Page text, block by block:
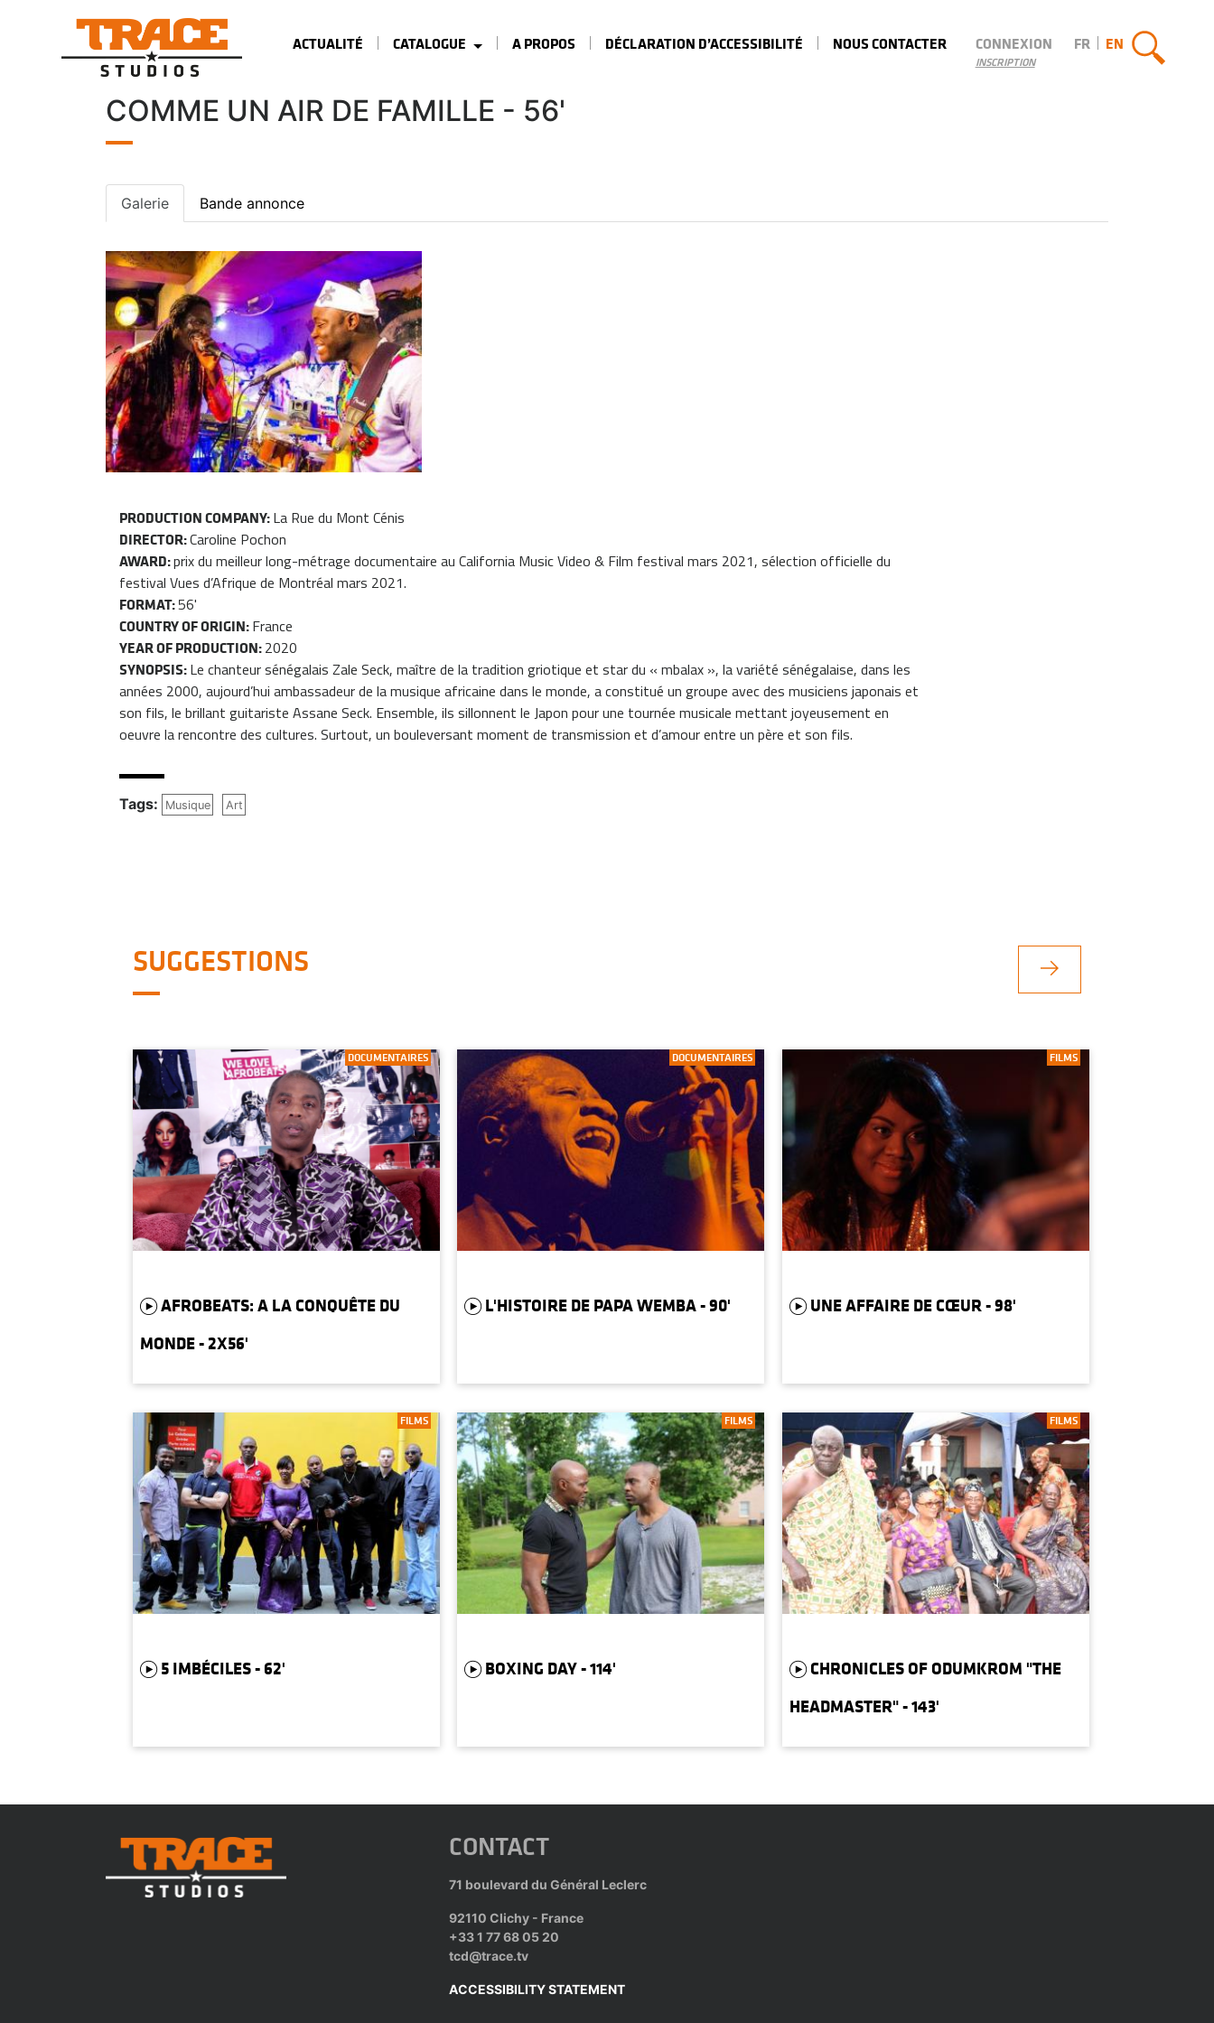
ACTUALITÉ CATALOGUE A PROPOS DÉCLARATION D’ACCESSIBILITÉ NOUS CONTACTER CONNEXION
INSCRIPTION
FR EN
COMME UN AIR DE FAMILLE - 56'
Galerie Bande annonce
PRODUCTION COMPANY:La Rue du Mont Cénis
DIRECTOR:Caroline Pochon
AWARD:prix du meilleur long-métrage documentaire au California Music Video & Film festival mars 2021, sélection officielle du
festival Vues d’Afrique de Montréal mars 2021.
FORMAT:56'
COUNTRY OF ORIGIN:France
YEAR OF PRODUCTION:2020
SYNOPSIS:Le chanteur sénégalais Zale Seck, maître de la tradition griotique et star du « mbalax », la variété sénégalaise, dans les
années 2000, aujourd’hui ambassadeur de la musique africaine dans le monde, a constitué un groupe avec des musiciens japonais et
son fils, le brillant guitariste Assane Seck. Ensemble, ils sillonnent le Japon pour une tournée musicale mettant joyeusement en
oeuvre la rencontre des cultures. Surtout, un bouleversant moment de transmission et d’amour entre un père et son fils.
Tags: Musique Art
SUGGESTIONS a
DOCUMENTAIRES
AFROBEATS: A LA CONQUÊTE DU
MONDE - 2X56'
DOCUMENTAIRES
L'HISTOIRE DE PAPA WEMBA - 90'
FILMS
UNE AFFAIRE DE CŒUR - 98'
FILMS
5 IMBÉCILES - 62'
FILMS
BOXING DAY - 114'
FILMS
CHRONICLES OF ODUMKROM "THE
HEADMASTER" - 143'
CONTACT
71 boulevard du Général Leclerc
92110 Clichy - France
+33 1 77 68 05 20
tcd@trace.tv
ACCESSIBILITY STATEMENT